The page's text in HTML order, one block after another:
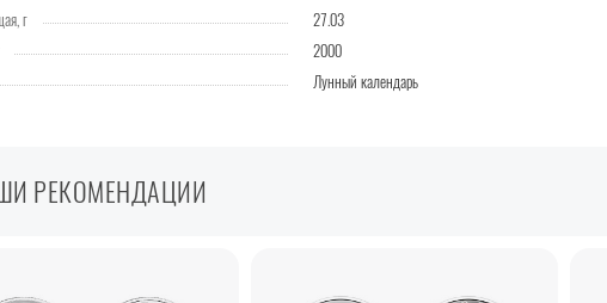
г
27.03
2000
Лунный календарь
РЕКОМЕНДАЦИИ